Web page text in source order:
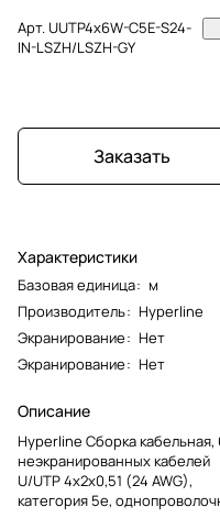
Арт.UUTP4x6W-C5E-S24-
IN-LSZH/LSZH-GY
Заказать
Характеристики
Базовая единица: м
Производитель: Hyperline
Экранирование: Нет
Экранирование: Нет
Описание
Hyperline Cборка кабельная,
неэкранированных кабелей
U/UTP 4х2х0,51 (24 AWG),
категория 5e,